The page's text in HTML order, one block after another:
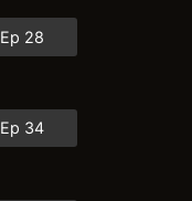
Ep 28
Ep 34